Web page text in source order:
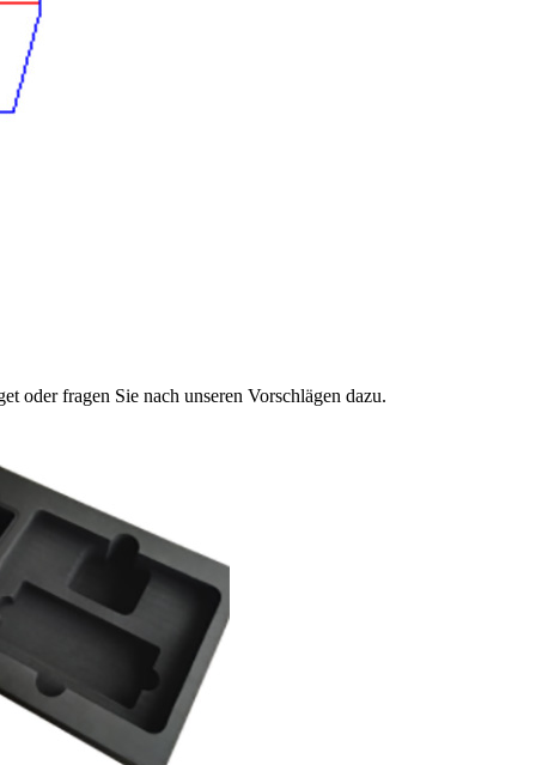
oder fragen Sie nach unseren Vorschlägen dazu.